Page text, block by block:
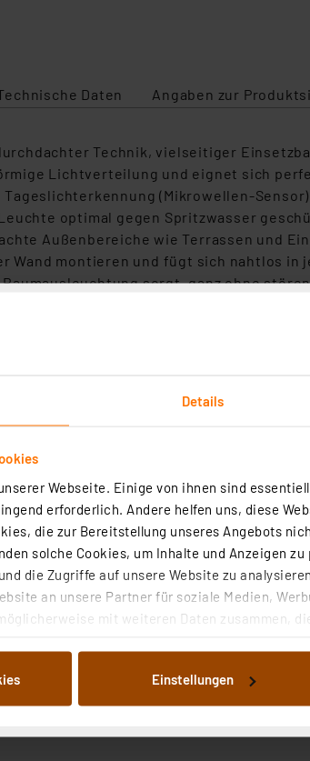
Details
Webseite. Einige von ihnen sind
erforderlich. Andere helfen uns, diese
die zur Bereitstellung unseres Angebots
solche Cookies, um Inhalte und Anzeigen
die Zugriffe auf unsere Website zu
an unsere Partner für soziale Medien,
mit weiteren Daten zusammen,
dargestellten bzw. die von Ihnen
Auflistung der einzelnen Cookies nach
Ihre erteilte Zustimmung können Sie jederzeit
Einstellungen
Daten Angaben zur
Technik, vielseitiger
Lichtverteilung und eignet sich
(Mikrowellen-
optimal gegen Spritzwasser
Außenbereiche wie Terrassen und
Wand montieren und fügt sich nahtlos
sorgt, ganz ohne
enthaltene Montage- und
mit diffuser
bei warmweißem 3000 K Licht (Farbcode
für automatische
für Feuchträume
ideal für WC oder Dusche
Beleuchtung, spart Energie
Funktional und robust